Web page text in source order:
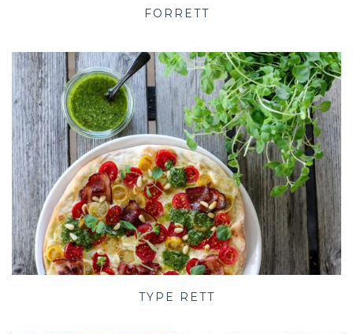
FORRETT
TYPE RETT